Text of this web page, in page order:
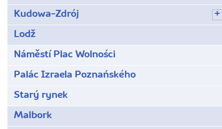
Kudowa-Zdrój
Lodž
Náměstí Plac Wolności
Palác Izraela Poznańského
Starý rynek
Malbork